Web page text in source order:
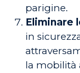
parigine.
Eliminare
in
la mobilità